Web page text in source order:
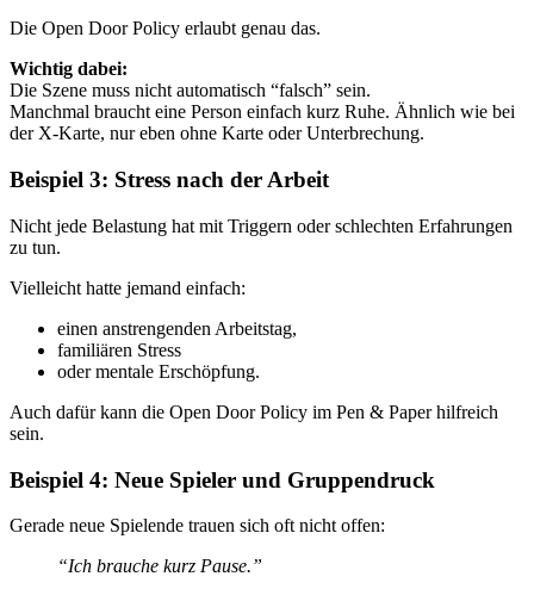
Die Open Door Policy erlaubt genau das.
Wichtig dabei:
Die Szene muss nicht automatisch “falsch” sein.
Manchmal braucht eine Person einfach kurz Ruhe. Ähnlich wie bei
der X-Karte, nur eben ohne Karte oder Unterbrechung.
Beispiel 3: Stress nach der Arbeit
Nicht jede Belastung hat mit Triggern oder schlechten Erfahrungen
zu tun.
Vielleicht hatte jemand einfach:
einen anstrengenden Arbeitstag,
familiären Stress
oder mentale Erschöpfung.
Auch dafür kann die Open Door Policy im Pen & Paper hilfreich
sein.
Beispiel 4: Neue Spieler und Gruppendruck
Gerade neue Spielende trauen sich oft nicht offen:
“Ich brauche kurz Pause.”